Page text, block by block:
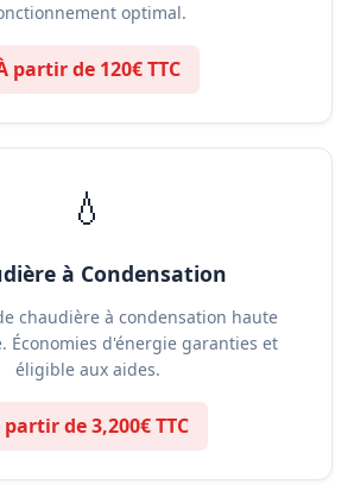
optimal.
partir de 120€ TTC
💧
à Condensation
chaudière à condensation haute
Économies d'énergie garanties et
éligible aux aides.
partir de 3,200€ TTC